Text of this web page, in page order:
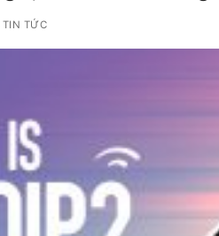
PRI VoIP Gateway TE100
BRI VoIP Gateway
LIÊN HỆ
TIN TỨC